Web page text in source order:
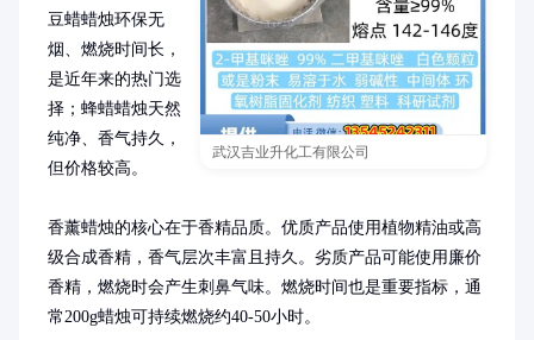
武汉吉业升化工有限公司
豆蜡蜡烛环保无
烟、燃烧时间长，
是近年来的热门选
择；蜂蜡蜡烛天然
纯净、香气持久，
但价格较高。
香薰蜡烛的核心在于香精品质。优质产品使用植物精油或高
级合成香精，香气层次丰富且持久。劣质产品可能使用廉价
香精，燃烧时会产生刺鼻气味。燃烧时间也是重要指标，通
常200g蜡烛可持续燃烧约40-50小时。